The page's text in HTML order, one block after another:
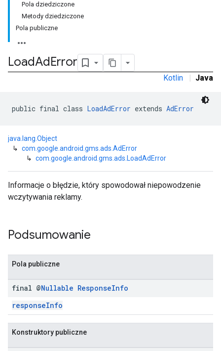
Pola dziedziczone
Metody dziedziczone
Pola publiczne
LoadAdError
Kotlin | Java
public final class LoadAdError extends AdError
java.lang.Object
↳ com.google.android.gms.ads.AdError
↳ com.google.android.gms.ads.LoadAdError
Informacje o błędzie, który spowodował niepowodzenie
wczytywania reklamy.
Podsumowanie
Pola publiczne
final @Nullable ResponseInfo
responseInfo
Konstruktory publiczne